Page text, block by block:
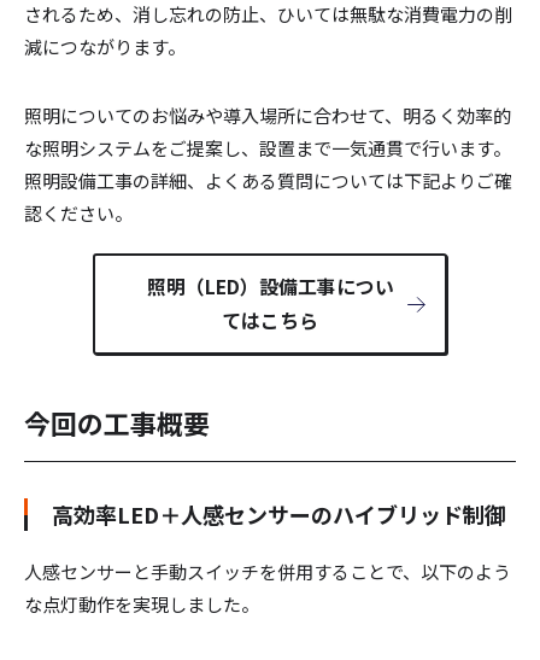
されるため、消し忘れの防止、ひいては無駄な消費電力の削
減につながります。
照明についてのお悩みや導入場所に合わせて、明るく効率的
な照明システムをご提案し、設置まで一気通貫で行います。
照明設備工事の詳細、よくある質問については下記よりご確
認ください。
照明（LED）設備工事につい
てはこちら
今回の工事概要
高効率LED＋人感センサーのハイブリッド制御
人感センサーと手動スイッチを併用することで、以下のよう
な点灯動作を実現しました。